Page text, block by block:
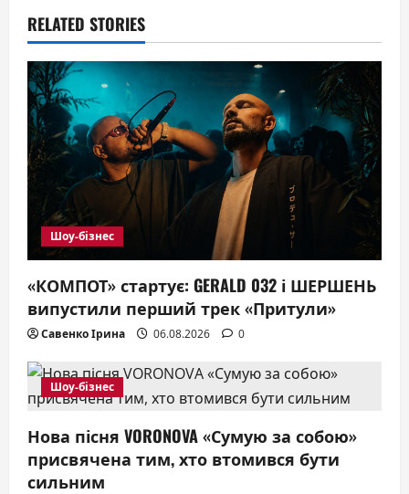
i
g
a
t
i
n
RELATED STORIES
Шоу-бізнес
«КОМПОТ» стартує: GERALD 032 і ШЕРШЕНЬ
випустили перший трек «Притули»
Савенко Ірина 06.08.2026 0
Шоу-бізнес
Нова пісня VORONOVA «Сумую за собою»
присвячена тим, хто втомився бути
сильним